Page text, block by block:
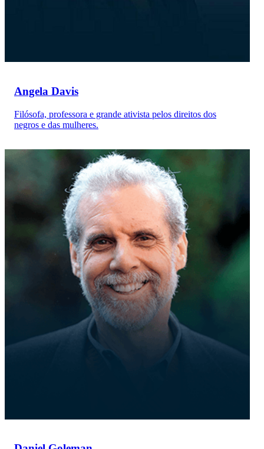
Angela Davis
Filósofa, professora e grande ativista pelos direitos dos
negros e das mulheres.